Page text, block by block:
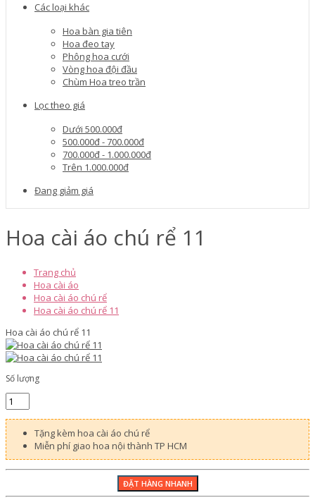
Các loại khác
Hoa bàn gia tiên
Hoa đeo tay
Phông hoa cưới
Vòng hoa đội đầu
Chùm Hoa treo trần
Lọc theo giá
Dưới 500.000đ
500.000đ - 700.000đ
700.000đ - 1.000.000đ
Trên 1.000.000đ
Đang giảm giá
Hoa cài áo chú rể 11
Trang chủ
Hoa cài áo
Hoa cài áo chú rể
Hoa cài áo chú rể 11
Hoa cài áo chú rể 11
Số lượng
Tặng kèm hoa cài áo chú rể
Miễn phí giao hoa nội thành TP HCM